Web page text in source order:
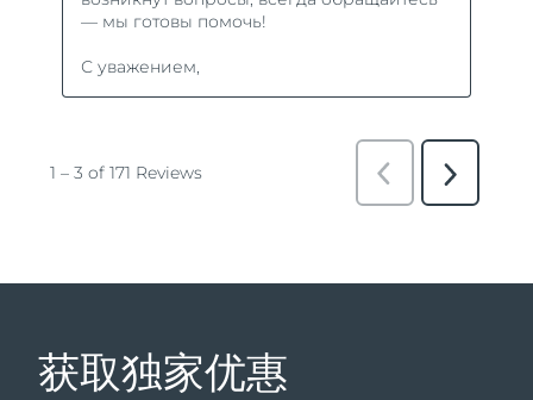
获取独家优惠